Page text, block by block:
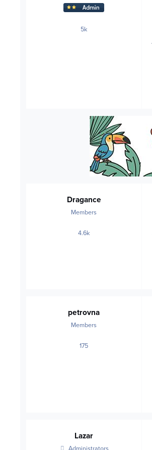
5kposts
Dragance
Members
4.6kposts
petrovna
Members
175posts
Lazar
Administrators